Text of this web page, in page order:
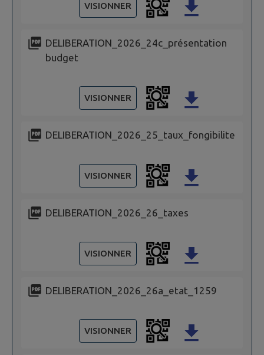
VISIONNER
DELIBERATION_2026_24c_présentation
budget
VISIONNER
DELIBERATION_2026_25_taux_fongibilite
VISIONNER
DELIBERATION_2026_26_taxes
VISIONNER
DELIBERATION_2026_26a_etat_1259
VISIONNER